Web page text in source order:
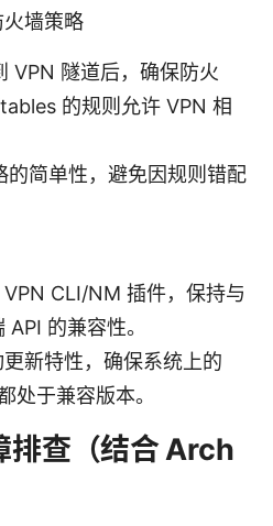
墙策略
VPN 隧道后，确保防火
的规则允许 VPN 相
的简单性，避免因规则错配
CLI/NM 插件，保持与
的兼容性。
新特性，确保系统上的
处于兼容版本。
排查（结合 Arch